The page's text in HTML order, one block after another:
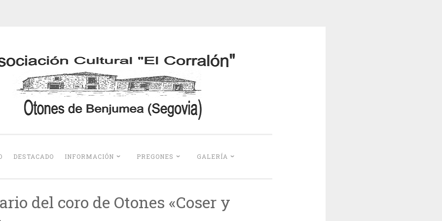
DESTACADO INFORMACIÓN PREGONES GALERÍA
del coro de Otones «Coser y